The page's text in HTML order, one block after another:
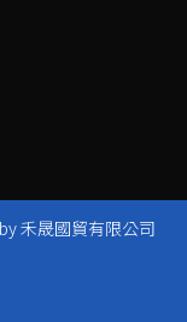
禾晟國貿有限公司